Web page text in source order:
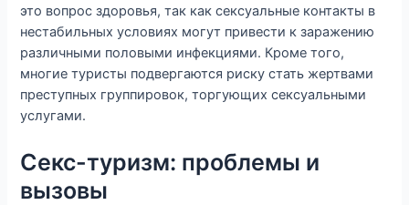
это вопрос здоровья, так как сексуальные контакты в
нестабильных условиях могут привести к заражению
различными половыми инфекциями. Кроме того,
многие туристы подвергаются риску стать жертвами
преступных группировок, торгующих сексуальными
услугами.
Секс-туризм: проблемы и
вызовы